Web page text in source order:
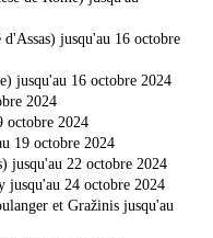
jusqu'au 16 octobre
jusqu'au 16 octobre 2024
2024
octobre 2024
19 octobre 2024
jusqu'au 22 octobre 2024
24 octobre 2024
et Gražinis jusqu'au